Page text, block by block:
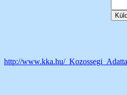
http://www.kka.hu/